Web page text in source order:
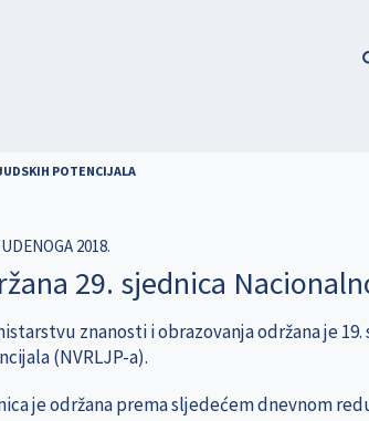
POTENCIJALA
2018.
29. sjednica
znanosti i obrazovanja održana je
(NVRLJP-a).
je održana prema sljedećem dnevnom